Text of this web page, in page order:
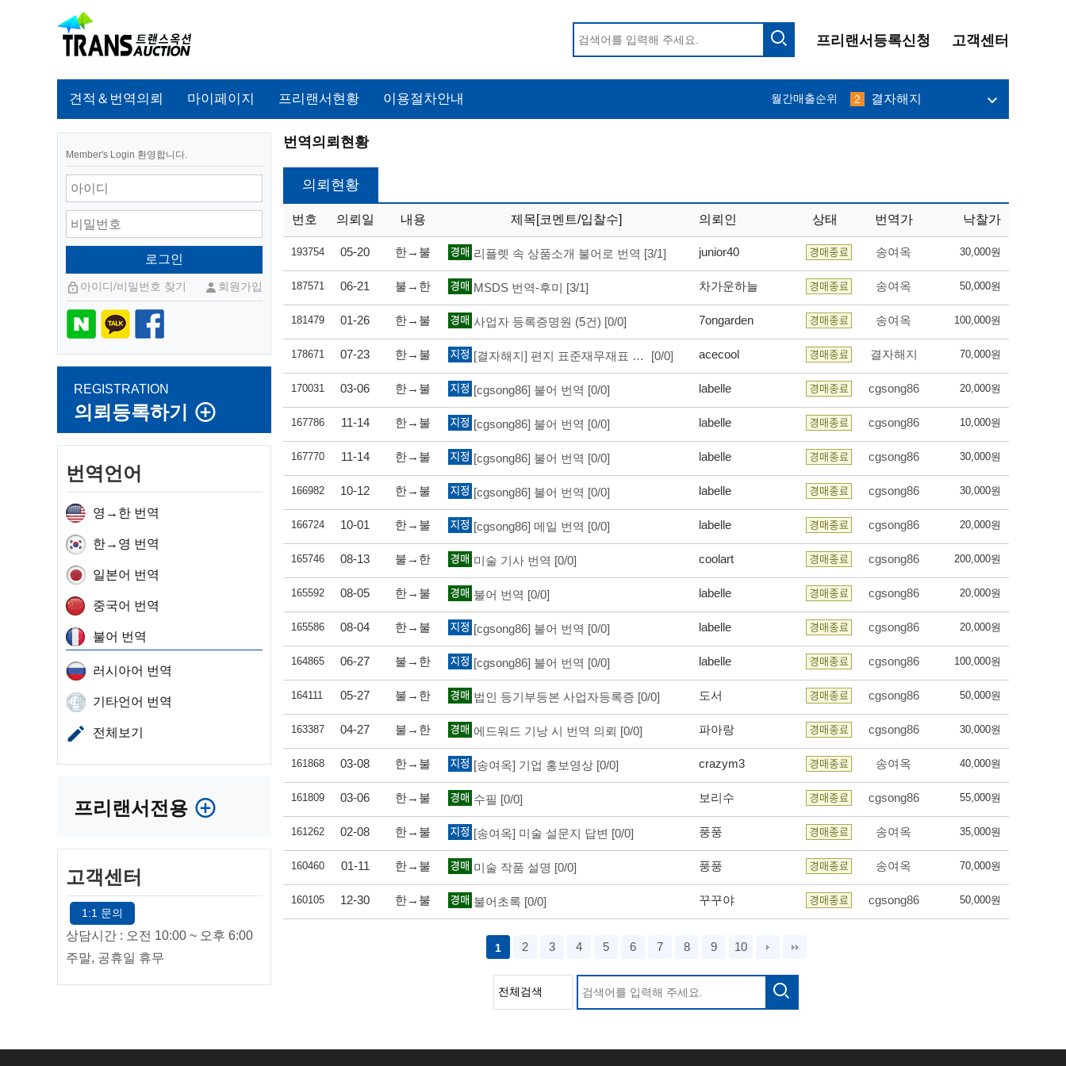
프리랜서등록신청 고객센터
견적＆번역의뢰 마이페이지 프리랜서현황 이용절차안내 월간매출순위
1 필그림
2 결자해지
프리맨
필그림
Member's Login 환영합니다.
아이디/비밀번호 찾기 회원가입
REGISTRATION
의뢰등록하기
번역언어
영→한 번역
한→영 번역
일본어 번역
중국어 번역
불어 번역
러시아어 번역
기타언어 번역
전체보기
프리랜서전용
고객센터
1:1 문의
상담시간 : 오전 10:00 ~ 오후 6:00
주말, 공휴일 휴무
번역의뢰현황
의뢰현황
번호 의뢰일 내용 제목[코멘트/입찰수] 의뢰인 상태 번역가 낙찰가
193754 05-20 한→불 리플렛 속 상품소개 불어로 번역 [3/1] junior40 송여옥 30,000원
187571 06-21 불→한 MSDS 번역-후미 [3/1] 차가운하늘 송여옥 50,000원
181479 01-26 한→불 사업자 등록증명원 (5건) [0/0] 7ongarden 송여옥 100,000원
178671 07-23 한→불 [결자해지] 편지 표준재무재표 증명 [0/0] acecool 결자해지 70,000원
170031 03-06 한→불 [cgsong86] 불어 번역 [0/0] labelle cgsong86 20,000원
167786 11-14 한→불 [cgsong86] 불어 번역 [0/0] labelle cgsong86 10,000원
167770 11-14 한→불 [cgsong86] 불어 번역 [0/0] labelle cgsong86 30,000원
166982 10-12 한→불 [cgsong86] 불어 번역 [0/0] labelle cgsong86 30,000원
166724 10-01 한→불 [cgsong86] 메일 번역 [0/0] labelle cgsong86 20,000원
165746 08-13 불→한 미술 기사 번역 [0/0] coolart cgsong86 200,000원
165592 08-05 한→불 불어 번역 [0/0] labelle cgsong86 20,000원
165586 08-04 한→불 [cgsong86] 불어 번역 [0/0] labelle cgsong86 20,000원
164865 06-27 불→한 [cgsong86] 불어 번역 [0/0] labelle cgsong86 100,000원
164111 05-27 불→한 법인 등기부등본 사업자등록증 [0/0] 도서 cgsong86 50,000원
163387 04-27 불→한 에드워드 기낭 시 번역 의뢰 [0/0] 파아랑 cgsong86 30,000원
161868 03-08 한→불 [송여옥] 기업 홍보영상 [0/0] crazym3 송여옥 40,000원
161809 03-06 한→불 수필 [0/0] 보리수 cgsong86 55,000원
161262 02-08 한→불 [송여옥] 미술 설문지 답변 [0/0] 풍풍 송여옥 35,000원
160460 01-11 한→불 미술 작품 설명 [0/0] 풍풍 송여옥 70,000원
160105 12-30 한→불 불어초록 [0/0] 꾸꾸야 cgsong86 50,000원
1 2 3 4 5 6 7 8 9 10